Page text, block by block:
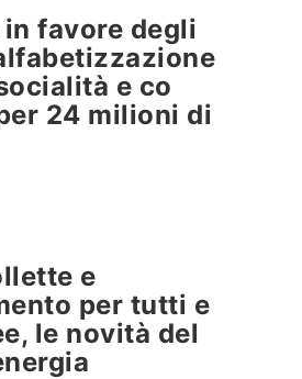
favore degli
e co
24 milioni di
e
per tutti e
le novità del